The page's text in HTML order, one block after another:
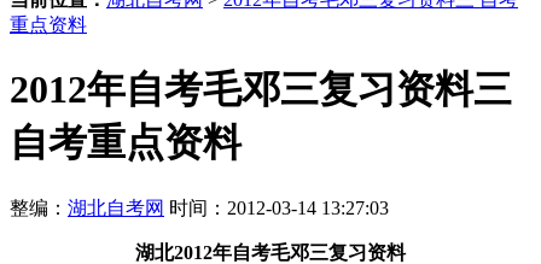
重点资料
2012年自考毛邓三复习资料三
自考重点资料
整编： 湖北自考网 时间：2012-03-14 13:27:03
湖北2012年自考毛邓三复习资料